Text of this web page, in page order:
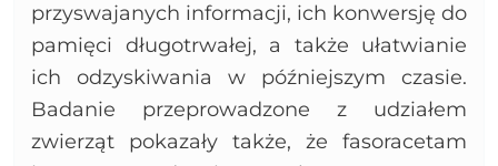
przyswajanych informacji, ich konwersję do
pamięci długotrwałej, a także ułatwianie
ich odzyskiwania w późniejszym czasie.
Badanie przeprowadzone z udziałem
zwierząt pokazały także, że fasoracetam